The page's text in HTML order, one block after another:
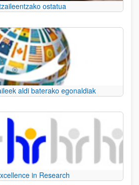
ostatua
aldi baterako egonaldiak
in Research